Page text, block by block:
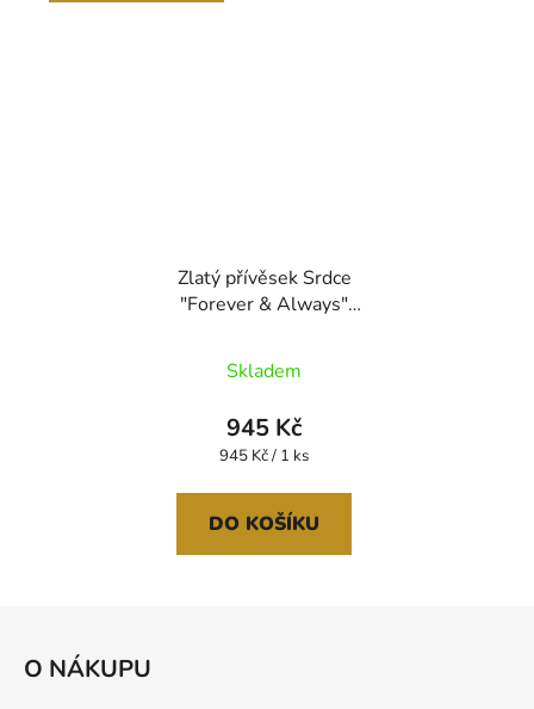
Zlatý přívěsek Srdce
"Forever & Always"
Skladem
945 Kč
Měrná
945 Kč / 1 ks
DO KOŠÍKU
O NÁKUPU